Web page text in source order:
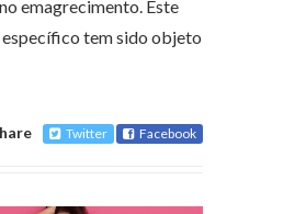
emagrecimento. Este
tem sido objeto
Twitter Facebook